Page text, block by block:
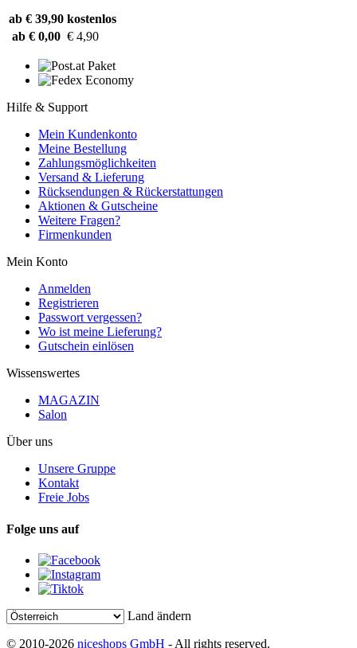
ab € 39,90 kostenlos
ab € 0,00 € 4,90
Hilfe & Support
Mein Kundenkonto
Meine Bestellung
Zahlungsmöglichkeiten
Versand & Lieferung
Rücksendungen & Rückerstattungen
Aktionen & Gutscheine
Weitere Fragen?
Firmenkunden
Mein Konto
Anmelden
Registrieren
Passwort vergessen?
Wo ist meine Lieferung?
Gutschein einlösen
Wissenswertes
MAGAZIN
Salon
Über uns
Unsere Gruppe
Kontakt
Freie Jobs
Folge uns auf
Land ändern
© 2010-2026 niceshops GmbH - All rights reserved.